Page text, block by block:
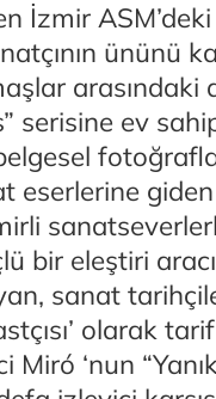
İzmir
ününü
arasındaki
serisine ev
eserlerine
bir eleştiri
sanat
olarak
‘nun